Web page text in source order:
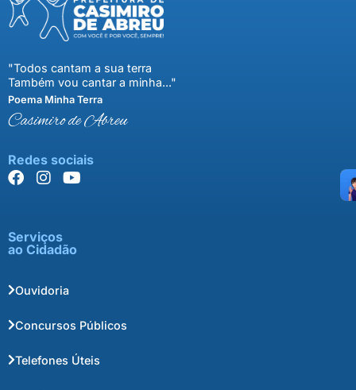
"Todos cantam a sua terra
Também vou cantar a minha..."
Poema Minha Terra
Casimiro de Abreu
Redes sociais
Serviços
ao Cidadão
Ouvidoria
Concursos Públicos
Telefones Úteis